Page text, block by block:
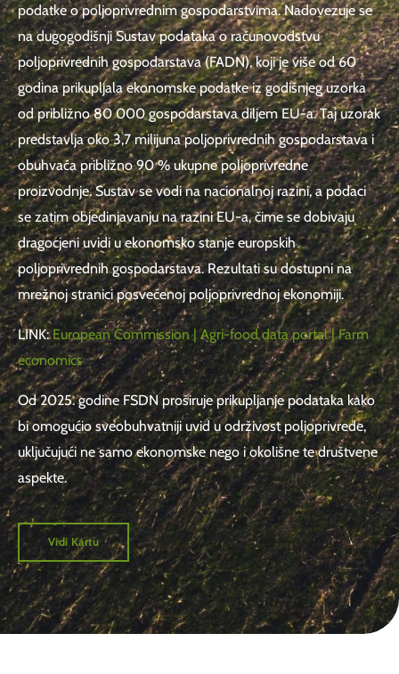
podatke o poljoprivrednim gospodarstvima. Nadovezuje se
na dugogodišnji Sustav podataka o računovodstvu
poljoprivrednih gospodarstava (FADN), koji je više od 60
godina prikupljala ekonomske podatke iz godišnjeg uzorka
od približno 80 000 gospodarstava diljem EU-a. Taj uzorak
predstavlja oko 3,7 milijuna poljoprivrednih gospodarstava i
obuhvaća približno 90 % ukupne poljoprivredne
proizvodnje. Sustav se vodi na nacionalnoj razini, a podaci
se zatim objedinjavanju na razini EU-a, čime se dobivaju
dragocjeni uvidi u ekonomsko stanje europskih
poljoprivrednih gospodarstava. Rezultati su dostupni na
mrežnoj stranici posvećenoj poljoprivrednoj ekonomiji.
LINK:European Commission | Agri-food data portal | Farm
economics
Od 2025. godine FSDN proširuje prikupljanje podataka kako
bi omogućio sveobuhvatniji uvid u održivost poljoprivrede,
uključujući ne samo ekonomske nego i okolišne te društvene
aspekte.
Vidi Kartu